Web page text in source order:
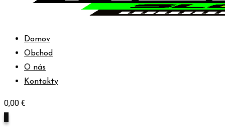
Domov
Obchod
O nás
Kontakty
0,00 €